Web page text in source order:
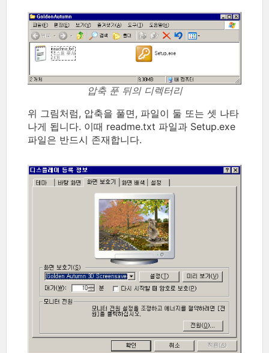
압축 푼 뒤의 디렉터리
위 그림처럼, 압축을 풀면, 파일이 둘 또는 셋 나타
나게 됩니다. 이때 readme.txt 파일과 Setup.exe
파일은 반드시 존재합니다.